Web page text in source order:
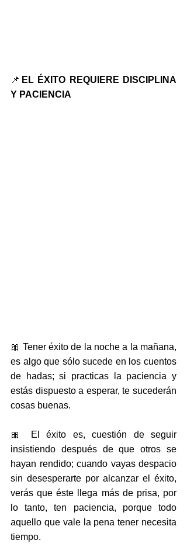
📌 EL ÉXITO REQUIERE DISCIPLINA
Y PACIENCIA
🎀 Tener éxito de la noche a la mañana,
es algo que sólo sucede en los cuentos
de hadas; si practicas la paciencia y
estás dispuesto a esperar, te sucederán
cosas buenas.
🎀 El éxito es, cuestión de seguir
insistiendo después de que otros se
hayan rendido; cuando vayas despacio
sin desesperarte por alcanzar el éxito,
verás que éste llega más de prisa, por
lo tanto, ten paciencia, porque todo
aquello que vale la pena tener necesita
tiempo.